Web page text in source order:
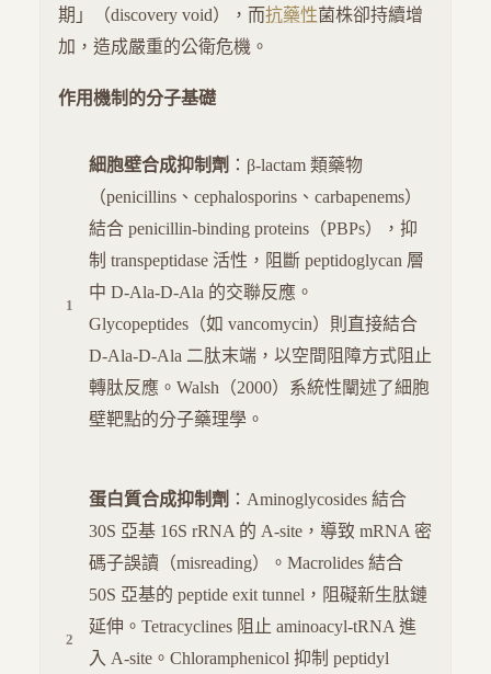
期」（discovery void），而抗藥性菌株卻持續增
加，造成嚴重的公衛危機。
作用機制的分子基礎
細胞壁合成抑制劑 ：β-lactam 類藥物
（penicillins、cephalosporins、carbapenems）
結合 penicillin-binding proteins（PBPs），抑
制 transpeptidase 活性，阻斷 peptidoglycan 層
中 D-Ala-D-Ala 的交聯反應。
Glycopeptides（如 vancomycin）則直接結合
D-Ala-D-Ala 二肽末端，以空間阻障方式阻止
轉肽反應。Walsh（2000）系統性闡述了細胞
壁靶點的分子藥理學。
蛋白質合成抑制劑 ：Aminoglycosides 結合
30S 亞基 16S rRNA 的 A-site，導致 mRNA 密
碼子誤讀（misreading）。Macrolides 結合
50S 亞基的 peptide exit tunnel，阻礙新生肽鏈
延伸。Tetracyclines 阻止 aminoacyl-tRNA 進
入 A-site。Chloramphenicol 抑制 peptidyl